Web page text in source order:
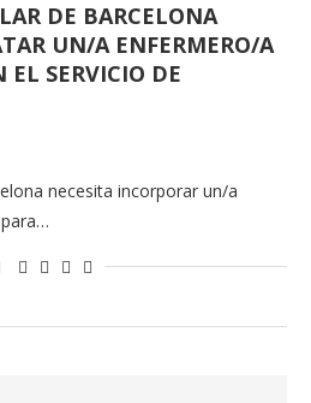
DE BARCELONA
UN/A ENFERMERO/A
EL SERVICIO DE
necesita incorporar un/a